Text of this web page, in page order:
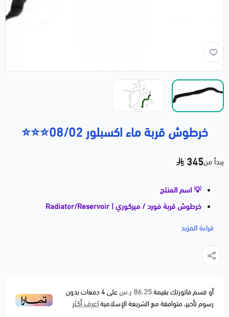
خرطوش قربة ماء اكسبلور 08/02⭐⭐⭐
يبدأ من345
💡 اسم المنتج
خرطوش قربة فورد / ميركوري | Radiator/Reservoir
Hose | ⭐⭐⭐⭐
الخرطوش.
مصنوع من خامة قوية مقاومة للحرارة والتشققات، ويمنع
قراءة المزيد
أو قسم فاتورتك بقيمة86.25 ر.س على4دفعات بدون
رسوم تأخير، متوافقة مع الشريعة الإسلاميةاعرف أكثر